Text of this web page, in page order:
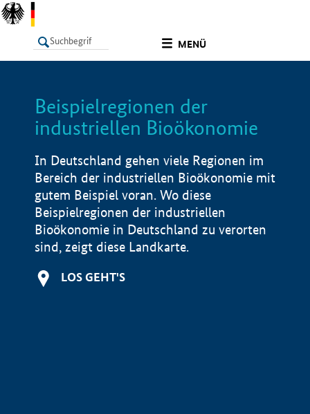
MENÜ
LISTE
Beispielregionen der
industriellen Bioökonomie
In Deutschland gehen viele Regionen im
Bereich der industriellen Bioökonomie mit
gutem Beispiel voran. Wo diese
Beispielregionen der industriellen
Bioökonomie in Deutschland zu verorten
sind, zeigt diese Landkarte.
LOS GEHT'S